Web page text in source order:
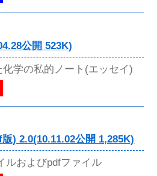
公開 523K)
学の私的ノート(エッセイ)
) 2.0(10.11.02公開 1,285K)
ルおよびpdfファイル